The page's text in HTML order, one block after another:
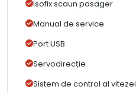
Isofix scaun pasager
Manual de service
Port USB
Servodirecție
Sistem de control al vitezei